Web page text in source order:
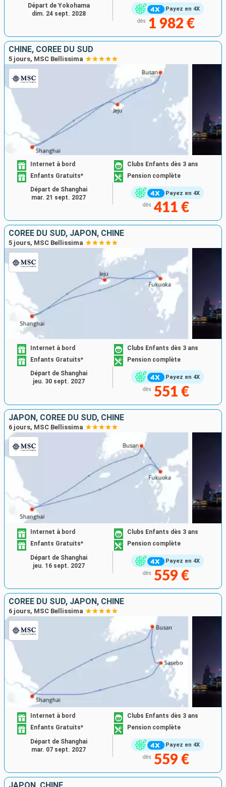
Payez en 4X
dès 1 982 €
Départ de Yokohama
dim. 24 sept. 2028
CHINE, CORÉE DU SUD
5 jours, MSC Bellissima
Payez en 4X
Internet à bord
Clubs Enfants dès 3 ans
Enfants Gratuits*
Pension complète
dès 411 €
Départ de Shanghai
mar. 21 sept. 2027
CORÉE DU SUD, JAPON, CHINE
5 jours, MSC Bellissima
Payez en 4X
Internet à bord
Clubs Enfants dès 3 ans
Enfants Gratuits*
Pension complète
dès 551 €
Départ de Shanghai
jeu. 30 sept. 2027
JAPON, CORÉE DU SUD, CHINE
6 jours, MSC Bellissima
Payez en 4X
Internet à bord
Clubs Enfants dès 3 ans
Enfants Gratuits*
Pension complète
dès 559 €
Départ de Shanghai
jeu. 16 sept. 2027
CORÉE DU SUD, JAPON, CHINE
6 jours, MSC Bellissima
Payez en 4X
Internet à bord
Clubs Enfants dès 3 ans
Enfants Gratuits*
Pension complète
dès 559 €
Départ de Shanghai
mar. 07 sept. 2027